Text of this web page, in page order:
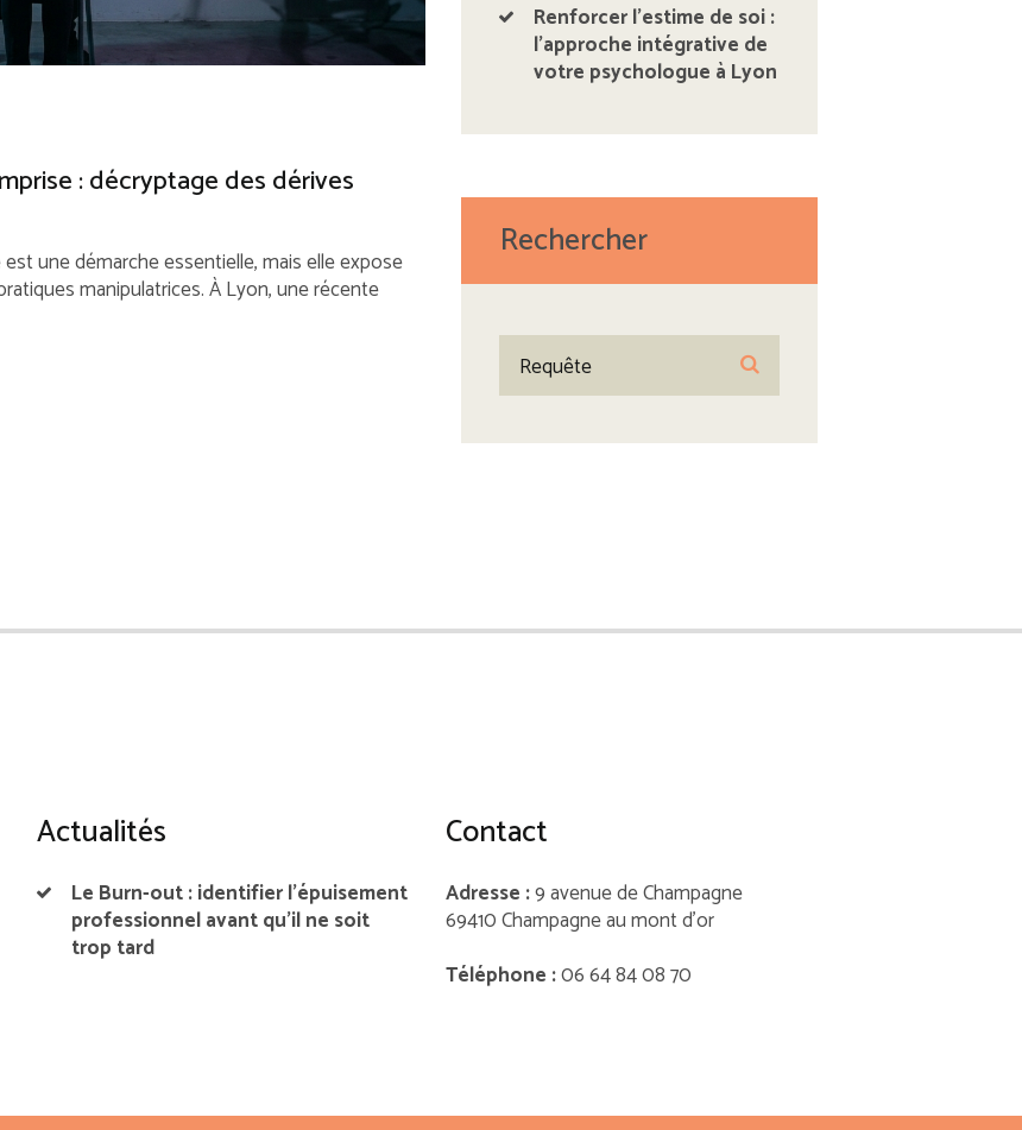
: décryptage des dérives
une démarche essentielle, mais elle expose
manipulatrices. À Lyon, une récente
Renforcer l’estime de soi :
l’approche intégrative de
votre psychologue à Lyon
Rechercher
Actualités
Le Burn-out : identifier l’épuisement
professionnel avant qu’il ne soit
trop tard
Contact
Adresse :9 avenue de Champagne
69410 Champagne au mont d’or
Téléphone :06 64 84 08 70